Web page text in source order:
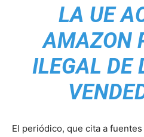
LA UE
AMAZON
ILEGAL DE
El periódico, que cita a